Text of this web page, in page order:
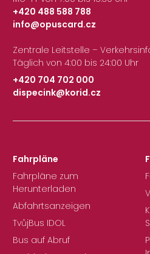
+420 488 588 788
|
info@opuscard.cz
Zentrale Leitstelle –
Täglich von 4:00 bis 24:00 Uhr
+420 704 702 000
|
dispecink@korid.cz
Fahrpläne
Fahrpläne zum
Herunterladen
Abfahrtsanzeigen
TvůjBus IDOL
Bus auf Abruf